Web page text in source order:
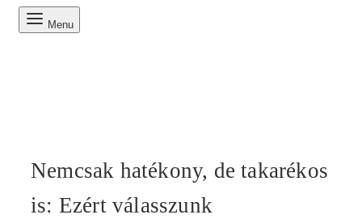
Menu
Nemcsak hatékony, de takarékos
is: Ezért válasszunk